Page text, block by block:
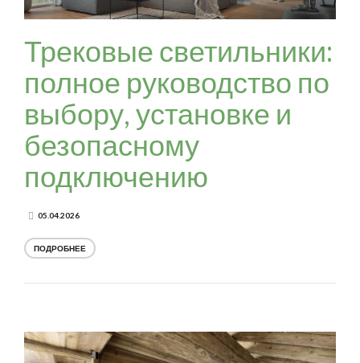
Трековые светильники:
полное руководство по
выбору, установке и
безопасному
подключению
05.04.2026
ПОДРОБНЕЕ